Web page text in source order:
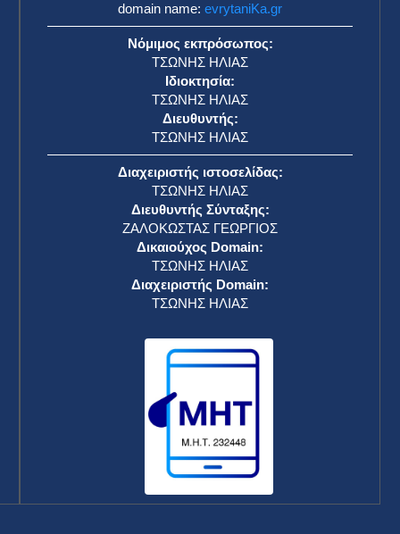
domain name: evrytaniKa.gr
Νόμιμος εκπρόσωπος:
ΤΣΩΝΗΣ ΗΛΙΑΣ
Ιδιοκτησία:
ΤΣΩΝΗΣ ΗΛΙΑΣ
Διευθυντής:
ΤΣΩΝΗΣ ΗΛΙΑΣ
Διαχειριστής ιστοσελίδας:
ΤΣΩΝΗΣ ΗΛΙΑΣ
Διευθυντής Σύνταξης:
ΖΑΛΟΚΩΣΤΑΣ ΓΕΩΡΓΙΟΣ
Δικαιούχος Domain:
ΤΣΩΝΗΣ ΗΛΙΑΣ
Διαχειριστής Domain:
ΤΣΩΝΗΣ ΗΛΙΑΣ